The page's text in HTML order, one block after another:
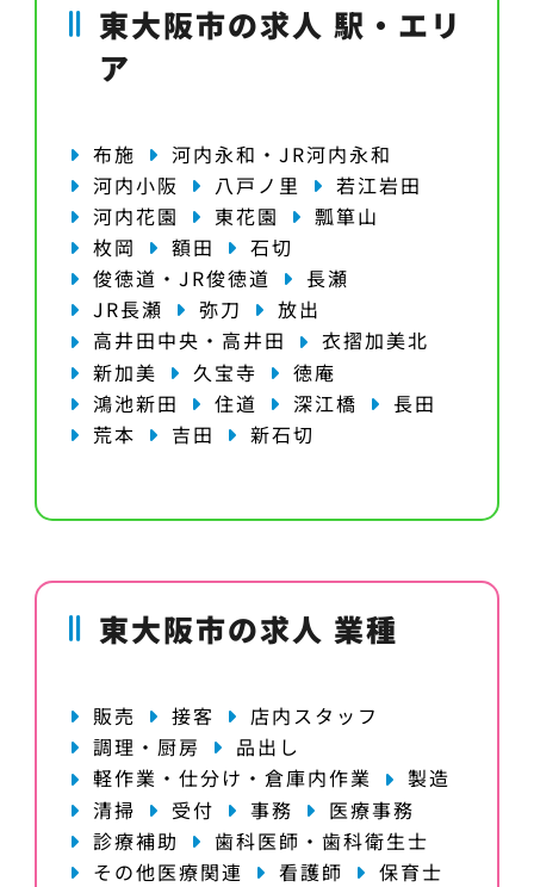
東大阪市の求人 駅・エリ
ア
布施
河内永和・JR河内永和
河内小阪
八戸ノ里
若江岩田
河内花園
東花園
瓢箪山
枚岡
額田
石切
俊徳道・JR俊徳道
長瀬
JR長瀬
弥刀
放出
高井田中央・高井田
衣摺加美北
新加美
久宝寺
徳庵
鴻池新田
住道 深江橋
長田
荒本
吉田 新石切
東大阪市の求人 業種
販売 接客
店内スタッフ
調理・厨房
品出し
軽作業・仕分け・倉庫内作業
製造
清掃
受付 事務
医療事務
診療補助
歯科医師・歯科衛生士
その他医療関連
看護師
保育士